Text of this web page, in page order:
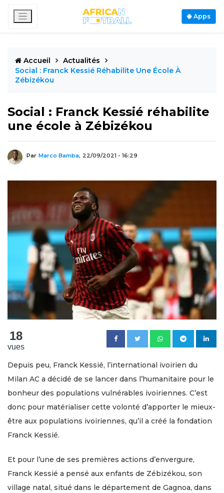
Apps
Accueil
Actualités
Social : Franck Kessié Réhabilite Une École À
Zébizékou
Social : Franck Kessié réhabilite
une école à Zébizékou
Par Marco Bamba, 22/09/2021 - 16:29
18
vues
Depuis peu, Franck Kessié, l’international ivoirien du
Milan AC a décidé de se lancer dans l’humanitaire pour le
bonheur des populations vulnérables ivoiriennes. C’est
donc pour matérialiser cette volonté d’apporter le mieux-
être aux populations ivoiriennes, qu’il a créé la fondation
Franck Kessié.
Et pour l’une de ses premières actions d’envergure,
Franck Kessié a pensé aux enfants de Zébizékou, son
village natal, situé dans le département de Gagnoa, dans